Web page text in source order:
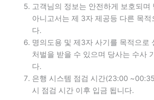
고객님의 정보는 안전하게 보호되며
아니고서는 제 3자 제공등 다른 목
다.
명의도용 및 제3자 사기를 목적으로
처벌을 받을 수 있으며 당사는 수사
다.
은행 시스템 점검 시간(23:00
시 점검 시간 이후 입금 됩니다.